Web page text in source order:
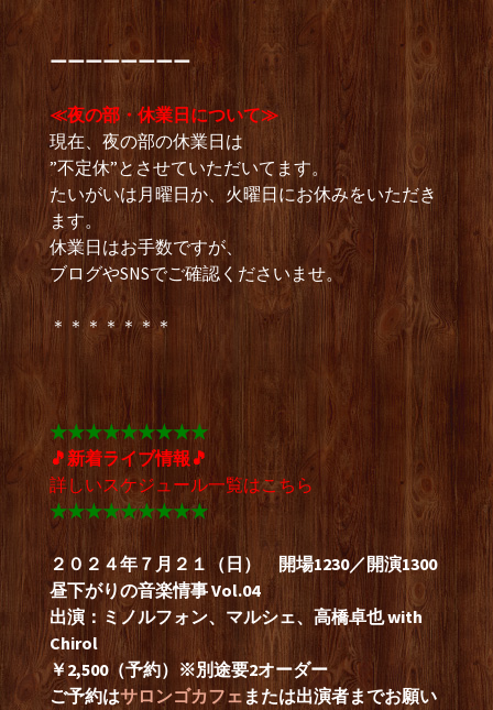
ーーーーーーーー
≪夜の部・休業日について≫
現在、夜の部の休業日は
”不定休”とさせていただいてます。
たいがいは月曜日か、火曜日にお休みをいただき
ます。
休業日はお手数ですが、
ブログやSNSでご確認くださいませ。
＊＊＊＊＊＊＊
★★★★★★★★★
🎵新着ライブ情報🎵
詳しいスケジュール一覧はこちら
★★★★★★★★★
２０２４年７月２１ （日） 開場1230／開演1300
昼下がりの音楽情事 Vol.04
出演：ミノルフォン、マルシェ、高橋卓也 with
Chirol
￥2,500（予約）※別途要2オーダー
ご予約はサロンゴカフェ または出演者までお願い